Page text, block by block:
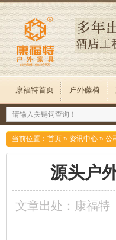
康福特首页 户外藤椅
当前位置： 首页 » 资讯中心 » 公
源头户
文章出处：康福特